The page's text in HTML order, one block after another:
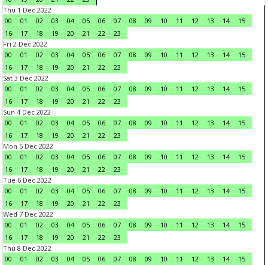
Thu 1 Dec 2022
00
01 02 03 04 05 06 07 08 09 10 11 12 13 14
15
16
17 18 19 20 21 22
23
Fri 2 Dec 2022
00
01 02 03 04 05 06 07 08 09 10 11 12 13 14
15
16
17 18 19 20 21 22
23
Sat 3 Dec 2022
00
01 02 03 04 05 06 07 08 09 10 11 12 13 14
15
16
17 18 19 20 21 22
23
Sun 4 Dec 2022
00
01 02 03 04 05 06 07 08 09 10 11 12 13 14
15
16
17 18 19 20 21 22
23
Mon 5 Dec 2022
00
01 02 03 04 05 06 07 08 09 10 11 12 13 14
15
16
17 18 19 20 21 22
23
Tue 6 Dec 2022
00
01 02 03 04 05 06 07 08 09 10 11 12 13 14
15
16
17 18 19 20 21 22
23
Wed 7 Dec 2022
00
01 02 03 04 05 06 07 08 09 10 11 12 13 14
15
16
17 18 19 20 21 22
23
Thu 8 Dec 2022
00
01 02 03 04 05 06 07 08 09 10 11 12 13 14
15